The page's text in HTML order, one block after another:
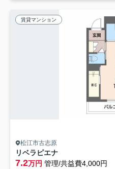
賃貸マンション
松江市古志原
リベラピエナ
7.2万円 管理/共益費4,000円